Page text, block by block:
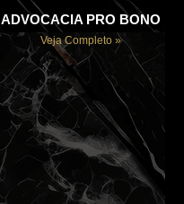
ADVOCACIA PRO BONO
Veja Completo »